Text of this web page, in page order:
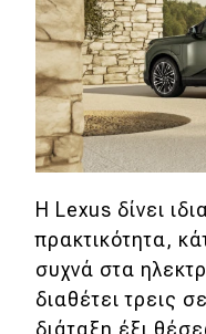
Παρουσιάσεις
DRIVE Away
MOTO
Οδηγός αγοράς
Συμβουλές
Η Lexus δίνει
πρακτικότητα,
συχνά στα
διαθέτει τρεις
διάταξη έξι